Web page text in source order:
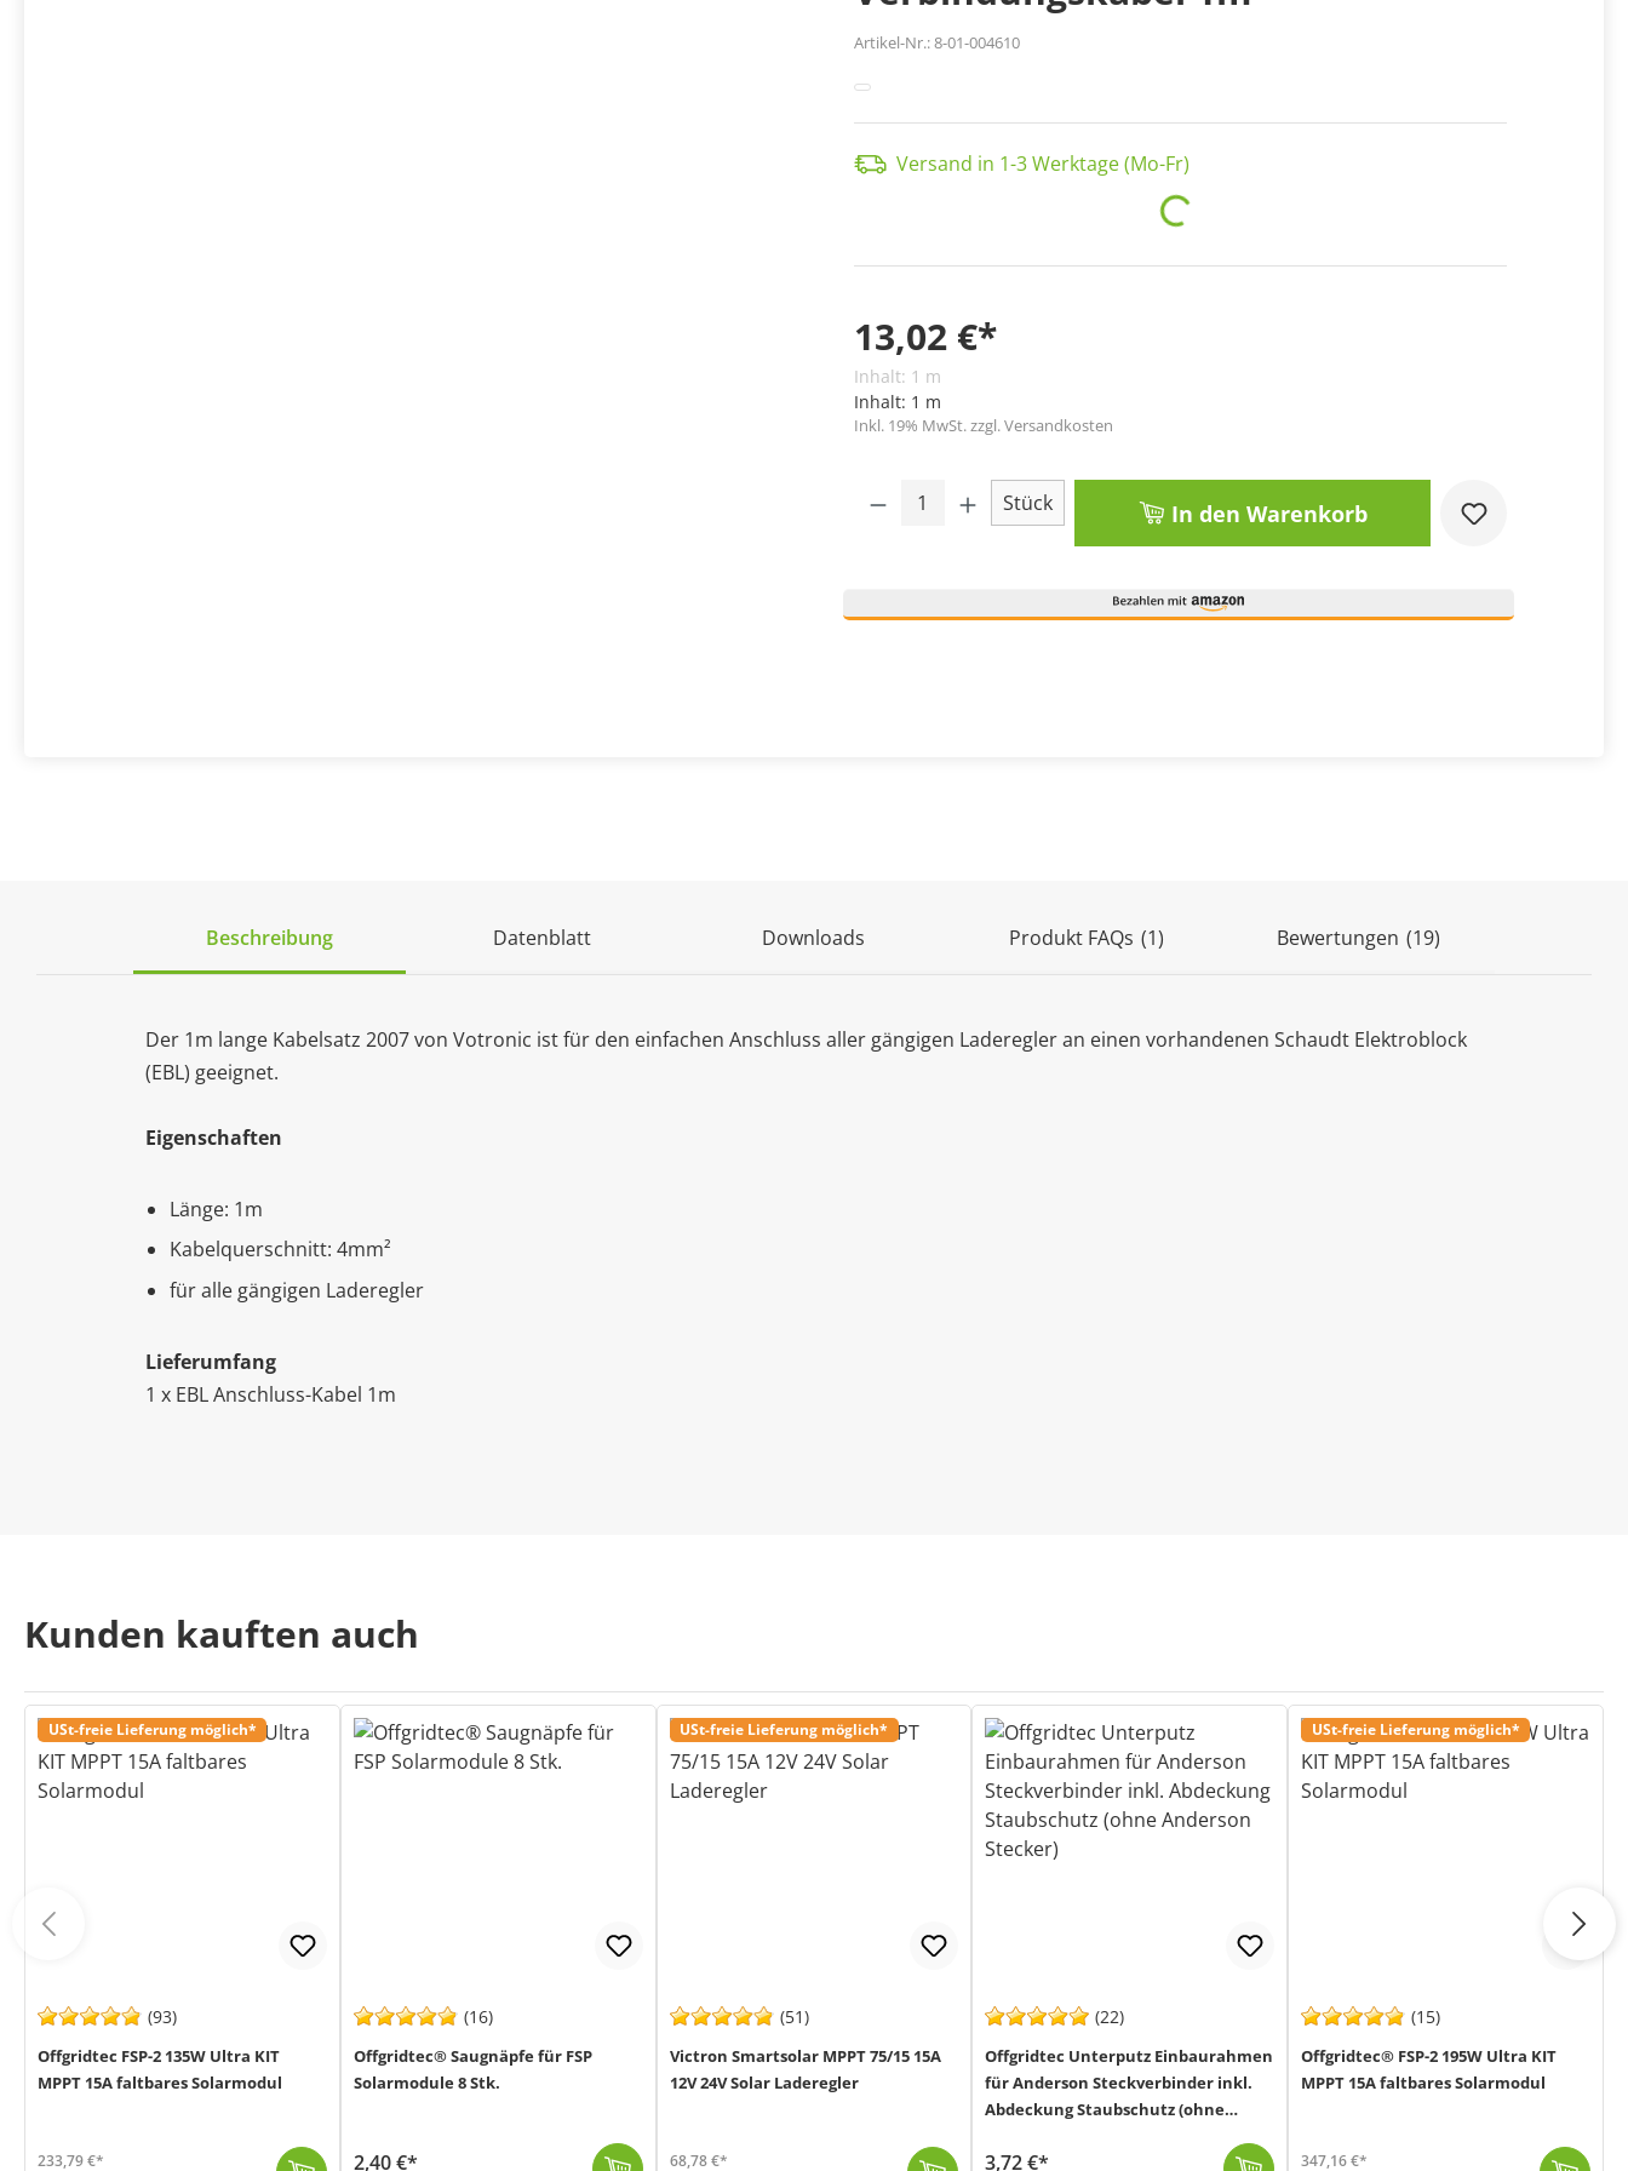
Artikel-Nr.:8-01-004610
Versand in 1-3 Werktage (Mo-Fr)
Loading...
13,02 €*
Inhalt: 1 m
Inhalt: 1 m
Inkl. 19% MwSt. zzgl. Versandkosten
Produkt Anzahl: Gib den gewünschten Wert ein oder
Stück In den Warenkorb
Beschreibung Datenblatt Downloads Produkt FAQs (1) Bewertungen (19)
Der 1m lange Kabelsatz 2007 von Votronic ist für den einfachen Anschluss aller gängigen Laderegler an einen vorhandenen Schaudt Elektroblock
(EBL) geeignet.
Eigenschaften
Länge: 1m
Kabelquerschnitt: 4mm²
für alle gängigen Laderegler
Lieferumfang
1 x EBL Anschluss-Kabel 1m
Kunden kauften auch
USt-freie Lieferung möglich*
(93)
Offgridtec FSP-2 135W Ultra KIT
MPPT 15A faltbares Solarmodul
233,79 €*
(16)
Offgridtec® Saugnäpfe für FSP
Solarmodule 8 Stk.
2,40 €*
USt-freie Lieferung möglich*
(51)
Victron Smartsolar MPPT 75/15 15A
12V 24V Solar Laderegler
68,78 €*
(22)
Offgridtec Unterputz Einbaurahmen
für Anderson Steckverbinder inkl.
Abdeckung Staubschutz (ohne
3,72 €*
USt-freie Lieferung möglich*
(15)
Offgridtec® FSP-2 195W Ultra KIT
MPPT 15A faltbares Solarmodul
347,16 €*